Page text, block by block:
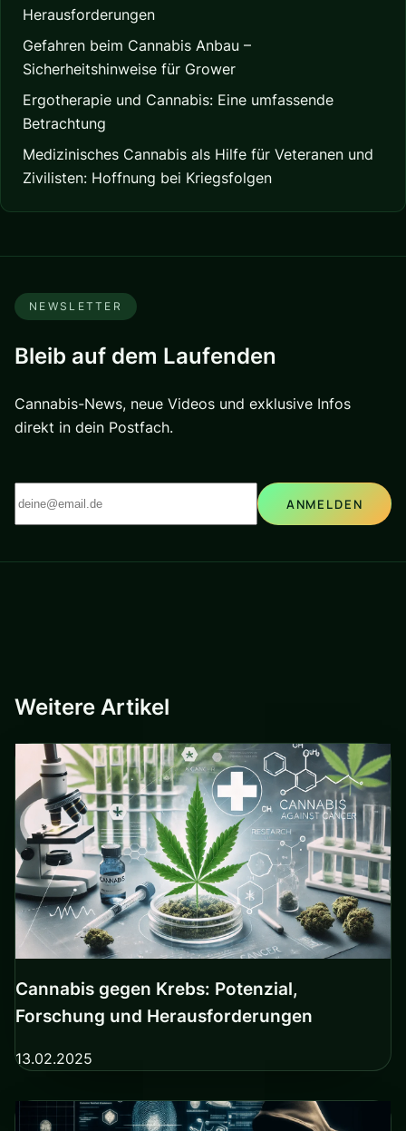
Herausforderungen
Gefahren beim Cannabis Anbau –
Sicherheitshinweise für Grower
Ergotherapie und Cannabis: Eine umfassende
Betrachtung
Medizinisches Cannabis als Hilfe für Veteranen und
Zivilisten: Hoffnung bei Kriegsfolgen
NEWSLETTER
Bleib auf dem Laufenden
Cannabis-News, neue Videos und exklusive Infos
direkt in dein Postfach.
ANMELDEN
Weitere Artikel
Cannabis gegen Krebs: Potenzial,
Forschung und Herausforderungen
13.02.2025